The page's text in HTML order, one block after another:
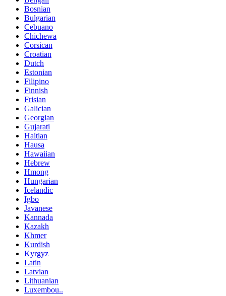
Bosnian
Bulgarian
Cebuano
Chichewa
Corsican
Croatian
Dutch
Estonian
Filipino
Finnish
Frisian
Galician
Georgian
Gujarati
Haitian
Hausa
Hawaiian
Hebrew
Hmong
Hungarian
Icelandic
Igbo
Javanese
Kannada
Kazakh
Khmer
Kurdish
Kyrgyz
Latin
Latvian
Lithuanian
Luxembou..